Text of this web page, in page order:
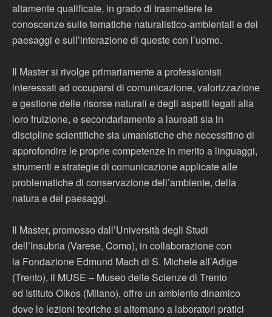
altamente qualificate, in grado di trasmettere le
conoscenze sulle tematiche naturalistico-ambientali e dei
paesaggi e sull’interazione di queste con l’uomo.
Il Master si rivolge primariamente a professionisti
interessati ad occuparsi di comunicazione, valorizzazione
e gestione delle risorse naturali e degli aspetti legati alla
loro fruizione, e secondariamente a laureati sia in
discipline scientifiche sia umanistiche che necessitino di
approfondire le proprie competenze in merito a linguaggi,
strumenti e strategie di comunicazione applicate alle
problematiche di conservazione dell’ambiente, della
natura e dei paesaggi.
Il Master, promosso dall’Università degli Studi
dell’Insubria (Varese, Como), in collaborazione con
la Fondazione Edmund Mach di S. Michele all’Adige
(Trento), il MUSE – Museo delle Scienze di Trento
ed Istituto Oikos (Milano), offre un ambiente dinamico
dove le lezioni teoriche si alternano a laboratori pratici